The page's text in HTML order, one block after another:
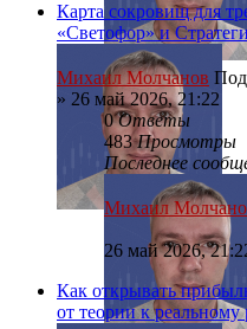
Карта сокровищ для
«Светофор» и
Михаил Молчанов
» 26 май 2026, 21:22
0Ответы
483Просмотры
Последнее
Михаил
26 май 2026,
Как открывать
от теории к